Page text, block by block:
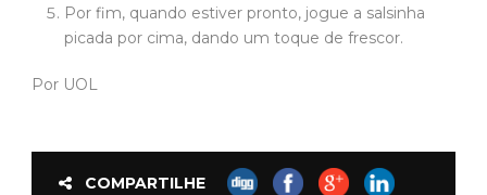
Por fim, quando estiver pronto, jogue a salsinha
picada por cima, dando um toque de frescor.
Por UOL
COMPARTILHE